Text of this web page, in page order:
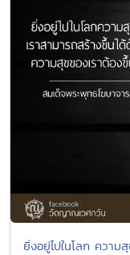
ยิ่งอยู่ไปในโลก ความ